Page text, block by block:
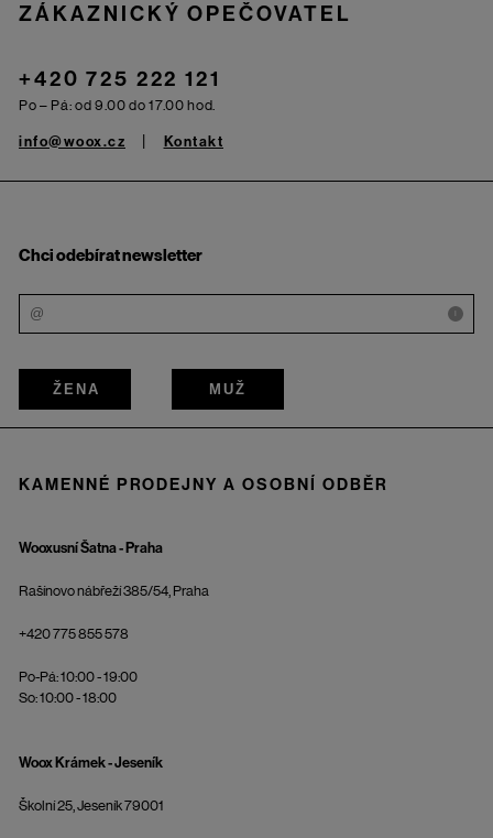
ZÁKAZNICKÝ OPEČOVATEL
+420 725 222 121
Po – Pá: od 9.00 do 17.00 hod.
info@woox.cz Kontakt
Chci odebírat newsletter
i
ŽENA MUŽ
KAMENNÉ PRODEJNY A OSOBNÍ ODBĚR
Wooxusní Šatna - Praha
Rašínovo nábřeží 385/54, Praha
+420 775 855 578
Po-Pá: 10:00 - 19:00
So: 10:00 - 18:00
Woox Krámek - Jeseník
Školní 25, Jeseník 79001